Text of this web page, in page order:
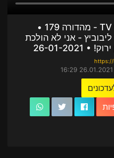
חדשות וירוס TV - מהדורה 179 •
- אני לא הולכת
26-01-2021
https://